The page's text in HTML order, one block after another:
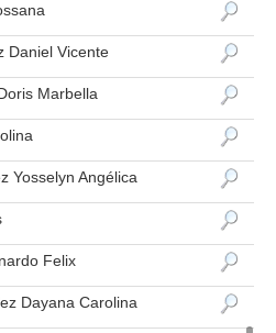
Daniel Vicente
Marbella
Yosselyn Angélica
Felix
Dayana Carolina